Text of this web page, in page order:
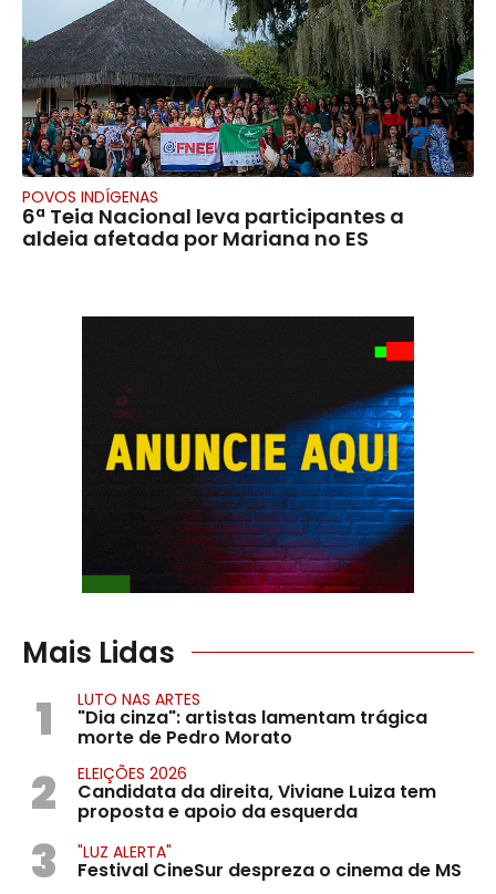
POVOS INDÍGENAS
6ª Teia Nacional leva participantes a
aldeia afetada por Mariana no ES
Mais Lidas
1 LUTO NAS ARTES
"Dia cinza": artistas lamentam trágica
morte de Pedro Morato
2 ELEIÇÕES 2026
Candidata da direita, Viviane Luiza tem
proposta e apoio da esquerda
3 "LUZ ALERTA"
Festival CineSur despreza o cinema de MS